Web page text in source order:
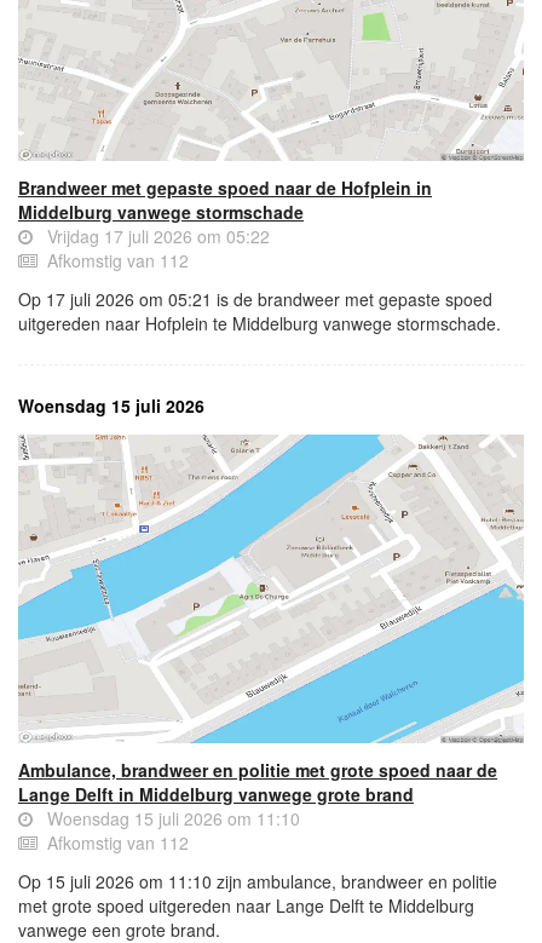
Brandweer met gepaste spoed naar de Hofplein in
Middelburg vanwege stormschade
Vrijdag 17 juli 2026 om 05:22
Afkomstig van 112
Op 17 juli 2026 om 05:21 is de brandweer met gepaste spoed
uitgereden naar Hofplein te Middelburg vanwege stormschade.
Woensdag 15 juli 2026
Ambulance, brandweer en politie met grote spoed naar de
Lange Delft in Middelburg vanwege grote brand
Woensdag 15 juli 2026 om 11:10
Afkomstig van 112
Op 15 juli 2026 om 11:10 zijn ambulance, brandweer en politie
met grote spoed uitgereden naar Lange Delft te Middelburg
vanwege een grote brand.